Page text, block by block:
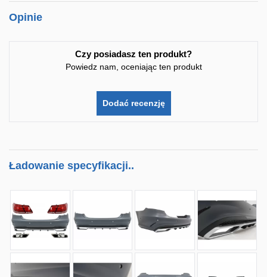
Opinie
Czy posiadasz ten produkt?
Powiedz nam, oceniając ten produkt
Dodać recenzję
Ładowanie specyfikacji..